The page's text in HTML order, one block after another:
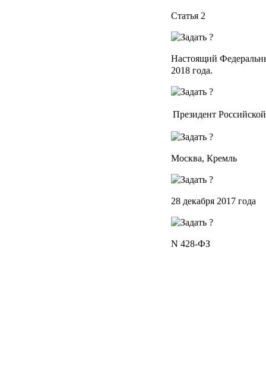
Статья 2
Настоящий
2018 года.
Президент
Москва, Кремль
28 декабря 2017 года
N 428-ФЗ